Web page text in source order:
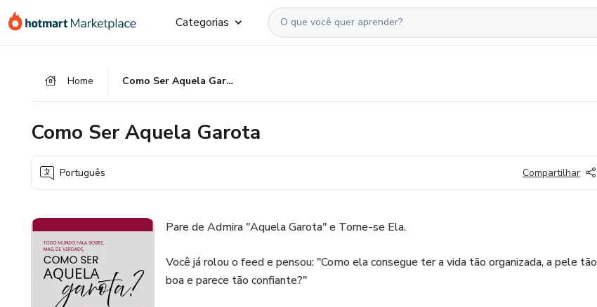
para
para
para
Categorias
Home Como Ser Aquela Garota
Como Ser Aquela Garota
Português Compartilhar
Pare de Admira "Aquela Garota" e Torne-se Ela.
Você já rolou o feed e pensou: "Como ela consegue ter a vida tão organizada, a pele tão
boa e parece tão confiante?"